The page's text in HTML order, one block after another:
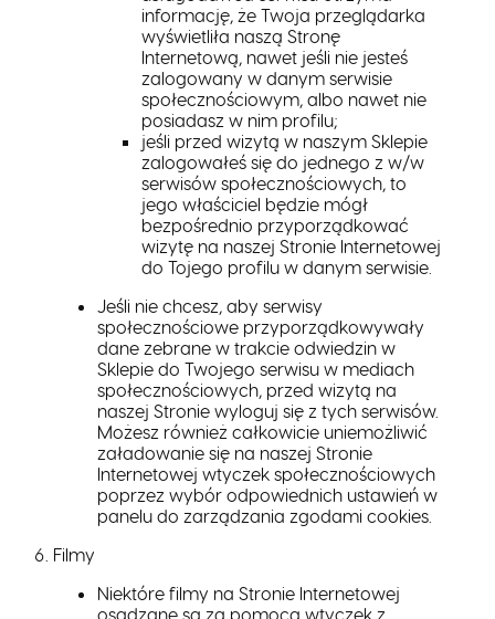
informację, że Twoja przeglądarka
wyświetliła naszą Stronę
Internetową, nawet jeśli nie jesteś
zalogowany w danym serwisie
społecznościowym, albo nawet nie
posiadasz w nim profilu;
jeśli przed wizytą w naszym Sklepie
zalogowałeś się do jednego z w/w
serwisów społecznościowych, to
jego właściciel będzie mógł
bezpośrednio przyporządkować
wizytę na naszej Stronie Internetowej
do Tojego profilu w danym serwisie.
Jeśli nie chcesz, aby serwisy
społecznościowe przyporządkowywały
dane zebrane w trakcie odwiedzin w
Sklepie do Twojego serwisu w mediach
społecznościowych, przed wizytą na
naszej Stronie wyloguj się z tych serwisów.
Możesz również całkowicie uniemożliwić
załadowanie się na naszej Stronie
Internetowej wtyczek społecznościowych
poprzez wybór odpowiednich ustawień w
panelu do zarządzania zgodami cookies.
Filmy
Niektóre filmy na Stronie Internetowej
osadzane są za pomocą wtyczek z